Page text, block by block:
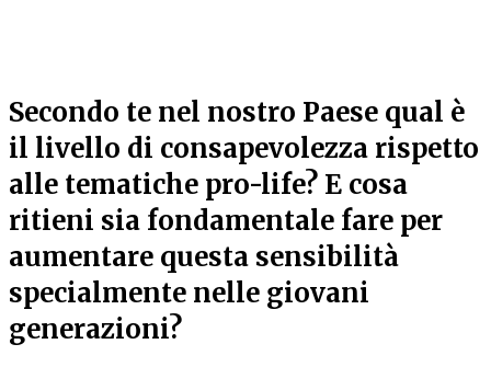
Secondo te nel nostro Paese qual è
il livello di consapevolezza rispetto
alle tematiche pro-life? E cosa
ritieni sia fondamentale fare per
aumentare questa sensibilità
specialmente nelle giovani
generazioni?